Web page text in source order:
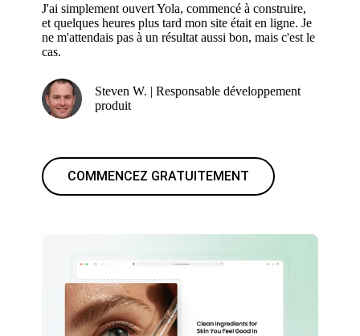
J'ai simplement ouvert Yola, commencé à construire,
et quelques heures plus tard mon site était en ligne. Je
ne m'attendais pas à un résultat aussi bon, mais c'est le
cas.
Steven W. | Responsable développement
produit
COMMENCEZ GRATUITEMENT